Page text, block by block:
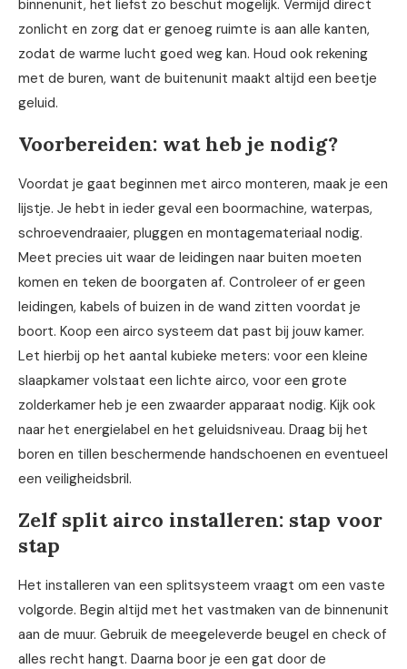
binnenunit, het liefst zo beschut mogelijk. Vermijd direct
zonlicht en zorg dat er genoeg ruimte is aan alle kanten,
zodat de warme lucht goed weg kan. Houd ook rekening
met de buren, want de buitenunit maakt altijd een beetje
geluid.
Voorbereiden: wat heb je nodig?
Voordat je gaat beginnen met airco monteren, maak je een
lijstje. Je hebt in ieder geval een boormachine, waterpas,
schroevendraaier, pluggen en montagemateriaal nodig.
Meet precies uit waar de leidingen naar buiten moeten
komen en teken de boorgaten af. Controleer of er geen
leidingen, kabels of buizen in de wand zitten voordat je
boort. Koop een airco systeem dat past bij jouw kamer.
Let hierbij op het aantal kubieke meters: voor een kleine
slaapkamer volstaat een lichte airco, voor een grote
zolderkamer heb je een zwaarder apparaat nodig. Kijk ook
naar het energielabel en het geluidsniveau. Draag bij het
boren en tillen beschermende handschoenen en eventueel
een veiligheidsbril.
Zelf split airco installeren: stap voor
stap
Het installeren van een splitsysteem vraagt om een vaste
volgorde. Begin altijd met het vastmaken van de binnenunit
aan de muur. Gebruik de meegeleverde beugel en check of
alles recht hangt. Daarna boor je een gat door de